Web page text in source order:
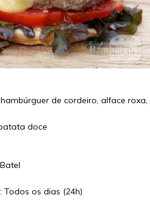
de cordeiro, alface roxa,
doce
os dias (24h)